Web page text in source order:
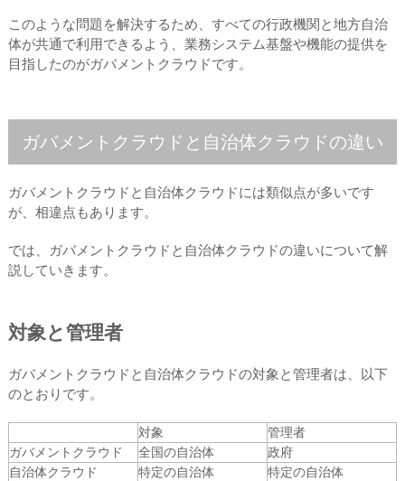
このような問題を解決するため、すべての行政機関と地方自治
体が共通で利用できるよう、業務システム基盤や機能の提供を
目指したのがガバメントクラウドです。
ガバメントクラウドと自治体クラウドの違い
ガバメントクラウドと自治体クラウドには類似点が多いです
が、相違点もあります。
では、ガバメントクラウドと自治体クラウドの違いについて解
説していきます。
対象と管理者
ガバメントクラウドと自治体クラウドの対象と管理者は、以下
のとおりです。
対象
管理者
ガバメントクラウド
全国の自治体
政府
自治体クラウド
特定の自治体 特定の自治体